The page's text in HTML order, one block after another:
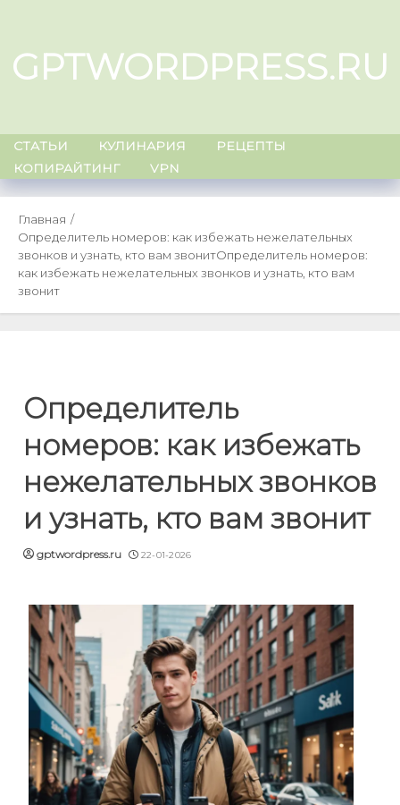
content
GPTWORDPRESS.RU
СТАТЬИ КУЛИНАРИЯ
РЕЦЕПТЫ
КОПИРАЙТИНГ
VPN
Главная
Определитель номеров: как избежать нежелательных
звонков и узнать, кто вам звонитОпределитель номеров:
как избежать нежелательных звонков и узнать, кто вам
звонит
Определитель
номеров: как избежать
нежелательных звонков
и узнать, кто вам звонит
gptwordpress.ru 22-01-2026